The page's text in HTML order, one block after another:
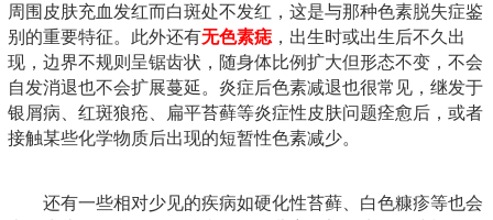
周围皮肤充血发红而白斑处不发红，这是与那种色素脱失症鉴
别的重要特征。此外还有无色素痣 ，出生时或出生后不久出
现，边界不规则呈锯齿状，随身体比例扩大但形态不变，不会
自发消退也不会扩展蔓延。炎症后色素减退也很常见，继发于
银屑病、红斑狼疮、扁平苔藓等炎症性皮肤问题痊愈后，或者
接触某些化学物质后出现的短暂性色素减少。
还有一些相对少见的疾病如硬化性苔藓、白色糠疹等也会